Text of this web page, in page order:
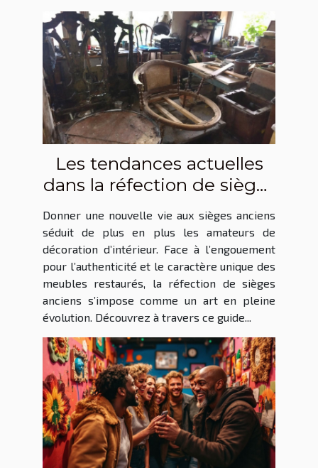
Les tendances actuelles
dans la réfection de sièges
anciens
Donner une nouvelle vie aux sièges anciens
séduit de plus en plus les amateurs de
décoration d’intérieur. Face à l’engouement
pour l’authenticité et le caractère unique des
meubles restaurés, la réfection de sièges
anciens s’impose comme un art en pleine
évolution. Découvrez à travers ce guide...